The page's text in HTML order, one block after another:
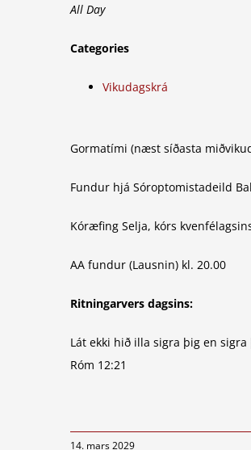
All Day
Categories
Vikudagskrá
Gormatími (næst síðasta
Fundur hjá Sóroptomistadeild
Kóræfing Selja, kórs
AA fundur (Lausnin) kl. 20.00
Ritningarvers dagsins:
Lát ekki hið illa sigra þig en
Róm 12:21
14. mars 2029